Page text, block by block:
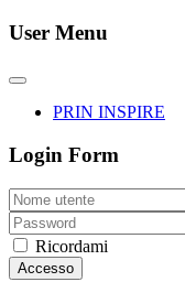
User Menu
PRIN INSPIRE
Login Form
Ricordami
Accesso